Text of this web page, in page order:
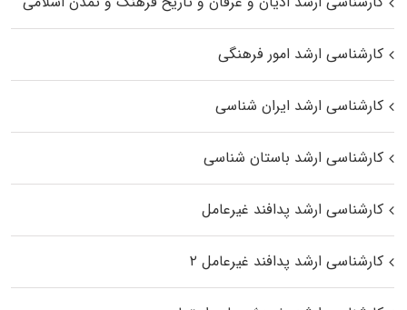
کارشناسی ارشد امور فرهنگی
کارشناسی ارشد ایران شناسی
کارشناسی ارشد باستان شناسی
کارشناسی ارشد پدافند غیرعامل
کارشناسی ارشد پدافند غیرعامل ۲